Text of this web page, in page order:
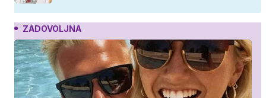
ZADOVOLJNA